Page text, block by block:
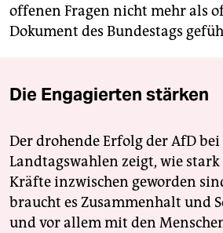
offenen Fragen nicht mehr als
Dokument des Bundestags
Die Engagierten stärken
Der drohende Erfolg der AfD
Landtagswahlen zeigt, wie
Kräfte inzwischen geworden
braucht es Zusammenhalt und
und vor allem mit den